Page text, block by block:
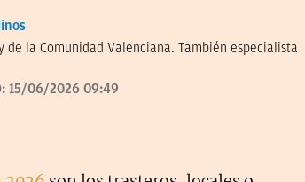
la Comunidad Valenciana. También especialista
15/06/2026 09:49